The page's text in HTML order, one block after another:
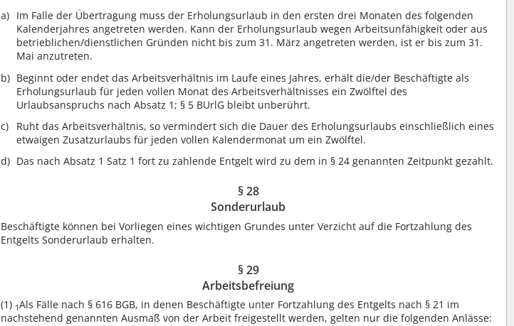
Im Falle der Übertragung muss der Erholungsurlaub in den ersten drei Monaten des folgenden
Kalenderjahres angetreten werden. Kann der Erholungsurlaub wegen Arbeitsunfähigkeit oder aus
betrieblichen/dienstlichen Gründen nicht bis zum 31. März angetreten werden, ist er bis zum 31.
Mai anzutreten.
Beginnt oder endet das Arbeitsverhältnis im Laufe eines Jahres, erhält die/der Beschäftigte als
Erholungsurlaub für jeden vollen Monat des Arbeitsverhältnisses ein Zwölftel des
Urlaubsanspruchs nach Absatz 1; § 5 BUrlG bleibt unberührt.
Ruht das Arbeitsverhältnis, so vermindert sich die Dauer des Erholungsurlaubs einschließlich eines
etwaigen Zusatzurlaubs für jeden vollen Kalendermonat um ein Zwölftel.
Das nach Absatz 1 Satz 1 fort zu zahlende Entgelt wird zu dem in § 24 genannten Zeitpunkt gezahlt.
§ 28
Sonderurlaub
Beschäftigte können bei Vorliegen eines wichtigen Grundes unter Verzicht auf die Fortzahlung des
Entgelts Sonderurlaub erhalten.
§ 29
Arbeitsbefreiung
(1) 1Als Fälle nach § 616 BGB, in denen Beschäftigte unter Fortzahlung des Entgelts nach § 21 im
nachstehend genannten Ausmaß von der Arbeit freigestellt werden, gelten nur die folgenden Anlässe: